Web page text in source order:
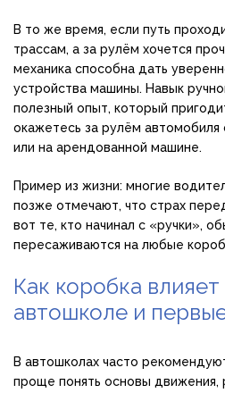
В то же время, если путь
трассам, а за рулём хочется
механика способна дать
устройства машины. Навык
полезный опыт, который
окажетесь за рулём
или на арендованной машине.
Пример из жизни: многие
позже отмечают, что страх
вот те, кто начинал с «ручки»,
пересаживаются на любые
Как коробка
автошколе и
В автошколах часто
проще понять основы движения,